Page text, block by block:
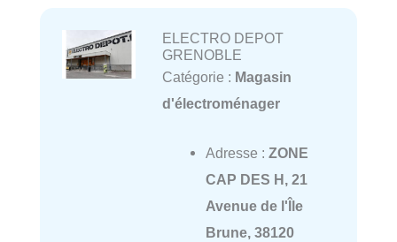
ELECTRO DEPOT
GRENOBLE
Catégorie : Magasin
d'électroménager
Adresse : ZONE
CAP DES H, 21
Avenue de l'Île
Brune, 38120